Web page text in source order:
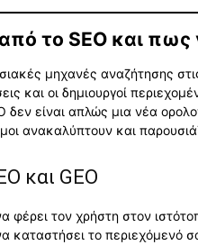
το SEO και πως
μηχανές αναζήτησης
και οι δημιουργοί
δεν είναι απλώς μια νέα
ανακαλύπτουν και
και GEO
φέρει τον χρήστη στον
καταστήσει το περιεχόμενό